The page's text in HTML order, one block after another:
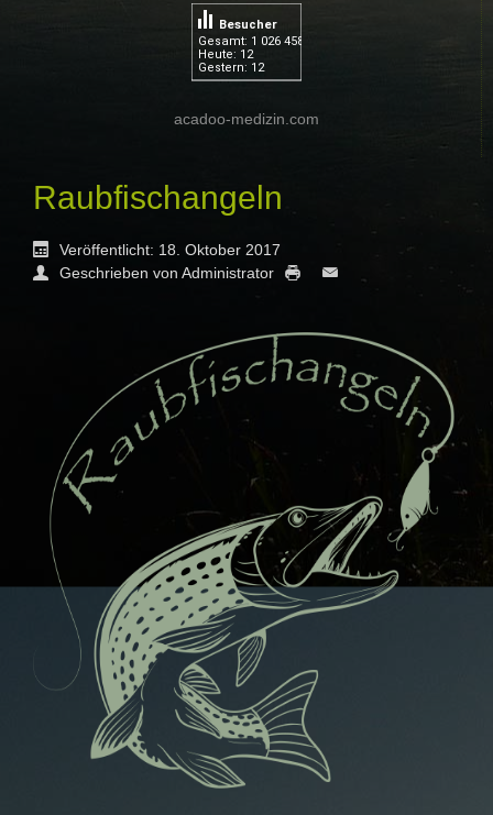
Gesamt: 1 026 458
Heute: 12
Gestern: 12
Besucher
acadoo-medizin.com
Raubfischangeln
Veröffentlicht: 18. Oktober 2017
Geschrieben von Administrator